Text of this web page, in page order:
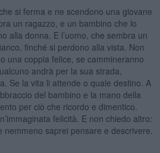
si ferma e ne scendono una giovane
un ragazzo, e un bambino che lo
alla donna. E l’uomo, che sembra un
finché si perdono alla vista. Non
una coppia felice, se cammineranno
andrà per la sua strada,
Se la vita li attende o quale destino. A
del bambino e la mano della
per ciò che ricordo e dimentico.
felicità. E non chiedo altro:
saprei pensare e descrivere.